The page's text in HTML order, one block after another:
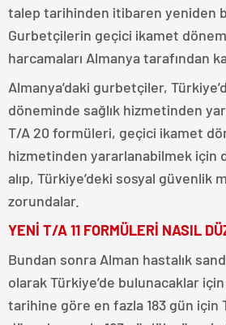
talep tarihinden itibaren yeniden
Gurbetçilerin geçici ikamet
harcamaları Almanya tarafından
Almanya’daki gurbetçiler,
döneminde sağlık hizmetinden
T/A 20 formüleri, geçici ikamet
hizmetinden yararlanabilmek için
alıp, Türkiye’deki sosyal güvenlik
zorundalar.
YENİ T/A 11 FORMÜLERİ NASIL
Bundan sonra Alman hastalık
olarak Türkiye’de bulunacaklar
tarihine göre en fazla 183 gün için